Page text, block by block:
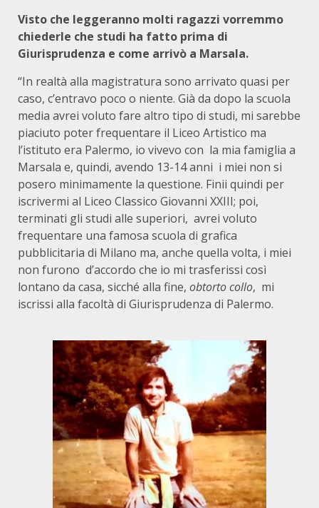
Visto che leggeranno molti ragazzi vorremmo
chiederle che studi ha fatto prima di
Giurisprudenza e come arrivò a Marsala.
“In realtà alla magistratura sono arrivato quasi per
caso, c’entravo poco o niente. Già da dopo la scuola
media avrei voluto fare altro tipo di studi, mi sarebbe
piaciuto poter frequentare il Liceo Artistico ma
l’istituto era Palermo, io vivevo con la mia famiglia a
Marsala e, quindi, avendo 13-14 anni i miei non si
posero minimamente la questione. Finii quindi per
iscrivermi al Liceo Classico Giovanni XXIII; poi,
terminati gli studi alle superiori, avrei voluto
frequentare una famosa scuola di grafica
pubblicitaria di Milano ma, anche quella volta, i miei
non furono d’accordo che io mi trasferissi così
lontano da casa, sicché alla fine, obtortocollo, mi
iscrissi alla facoltà di Giurisprudenza di Palermo.